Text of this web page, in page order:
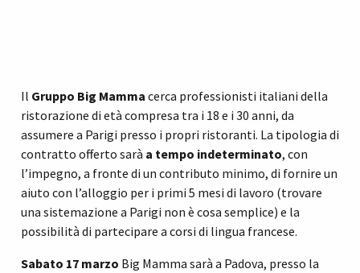
Il Gruppo Big Mamma cerca professionisti italiani della
ristorazione di età compresa tra i 18 e i 30 anni, da
assumere a Parigi presso i propri ristoranti. La tipologia di
contratto offerto sarà a tempo indeterminato, con
l’impegno, a fronte di un contributo minimo, di fornire un
aiuto con l’alloggio per i primi 5 mesi di lavoro (trovare
una sistemazione a Parigi non è cosa semplice) e la
possibilità di partecipare a corsi di lingua francese.
Sabato 17 marzo Big Mamma sarà a Padova, presso la